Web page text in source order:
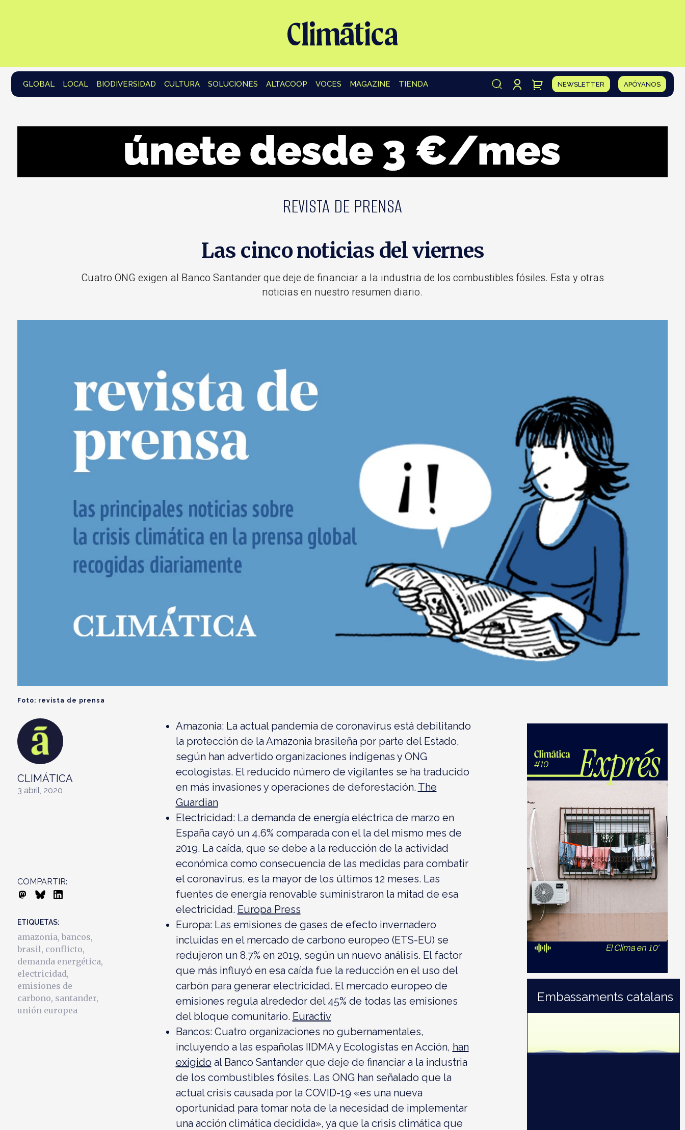
GLOBAL LOCAL BIODIVERSIDAD CULTURA SOLUCIONES ALTACOOP VOCES MAGAZINE TIENDA NEWSLETTER APÓYANOS
REVISTA DE PRENSA
Las cinco noticias del viernes
Cuatro ONG exigen al Banco Santander que deje de financiar a la industria de los combustibles fósiles. Esta y otras
noticias en nuestro resumen diario.
Foto: revista de prensa
CLIMÁTICA
3 abril, 2020
COMPARTIR:
ETIQUETAS:
amazonia, bancos,
brasil, conflicto,
demanda energética,
electricidad,
emisiones de
carbono, santander,
unión europea
Amazonia: La actual pandemia de coronavirus está debilitando
la protección de la Amazonia brasileña por parte del Estado,
según han advertido organizaciones indígenas y ONG
ecologistas. El reducido número de vigilantes se ha traducido
en más invasiones y operaciones de deforestación. The
Guardian
Electricidad: La demanda de energía eléctrica de marzo en
España cayó un 4,6% comparada con el la del mismo mes de
2019. La caída, que se debe a la reducción de la actividad
económica como consecuencia de las medidas para combatir
el coronavirus, es la mayor de los últimos 12 meses. Las
fuentes de energía renovable suministraron la mitad de esa
electricidad. Europa Press
Europa: Las emisiones de gases de efecto invernadero
incluidas en el mercado de carbono europeo (ETS-EU) se
redujeron un 8,7% en 2019, según un nuevo análisis. El factor
que más influyó en esa caída fue la reducción en el uso del
carbón para generar electricidad. El mercado europeo de
emisiones regula alrededor del 45% de todas las emisiones
del bloque comunitario. Euractiv
Bancos: Cuatro organizaciones no gubernamentales,
incluyendo a las españolas IIDMA y Ecologistas en Acción, han
exigido al Banco Santander que deje de financiar a la industria
de los combustibles fósiles. Las ONG han señalado que la
actual crisis causada por la COVID-19 «es una nueva
oportunidad para tomar nota de la necesidad de implementar
una acción climática decidida», ya que la crisis climática que
Embassaments catalans